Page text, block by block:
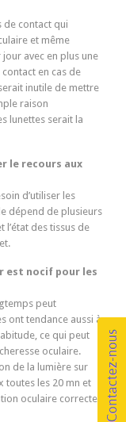
de contact qui
et même
avec en plus une
en cas de
inutile de mettre
raison
lunettes serait la
le recours aux
d’utiliser les
dépend de plusieurs
des tissus de
est nocif pour les
peut
ont tendance aussi à
ce qui peut
oculaire.
de la lumière sur
toutes les 20 mn et
oculaire correcte.